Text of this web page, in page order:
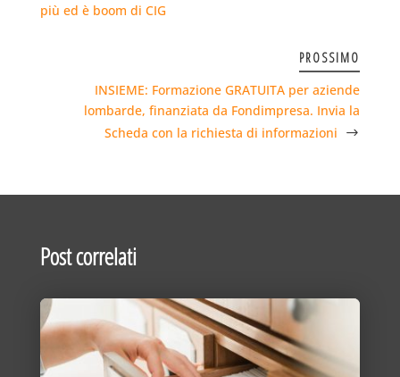
più ed è boom di CIG
PROSSIMO
INSIEME: Formazione GRATUITA per aziende
lombarde, finanziata da Fondimpresa. Invia la
Scheda con la richiesta di informazioni
Post correlati